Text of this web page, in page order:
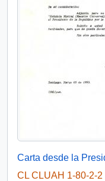
CL CLUAH 1-80-2-2